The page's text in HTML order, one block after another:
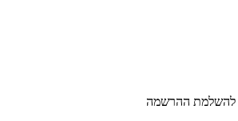
להשלמת ההרשמה